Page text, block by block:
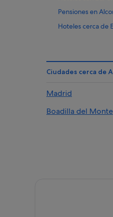
Pensiones en
Hoteles cerca de
Complejos
Casas de
Madrid hoteles
Ciudades cerca de
Madrid
Boadilla del Monte